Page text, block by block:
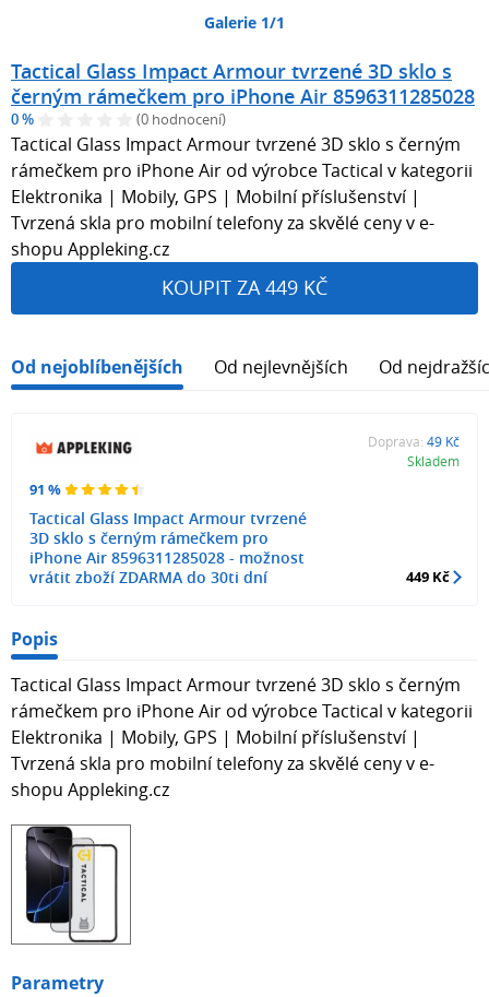
Galerie 1/1
Tactical Glass Impact Armour tvrzené 3D sklo s
černým rámečkem pro iPhone Air 8596311285028
0 % (0 hodnocení)
Tactical Glass Impact Armour tvrzené 3D sklo s černým
rámečkem pro iPhone Air od výrobce Tactical v kategorii
Elektronika | Mobily, GPS | Mobilní příslušenství |
Tvrzená skla pro mobilní telefony za skvělé ceny v e-
shopu Appleking.cz
KOUPIT ZA 449 KČ
Od nejoblíbenějších Od nejlevnějších Od
91 %
Tactical Glass Impact Armour tvrzené
3D sklo s černým rámečkem pro
iPhone Air 8596311285028 - možnost
vrátit zboží ZDARMA do 30ti dní
Doprava: 49 Kč
Skladem
449 Kč
Popis
Tactical Glass Impact Armour tvrzené 3D sklo s černým
rámečkem pro iPhone Air od výrobce Tactical v kategorii
Elektronika | Mobily, GPS | Mobilní příslušenství |
Tvrzená skla pro mobilní telefony za skvělé ceny v e-
shopu Appleking.cz
Parametry